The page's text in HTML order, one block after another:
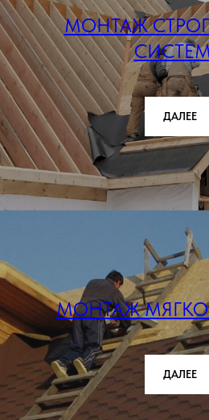
МОНТАЖ
ДАЛЕЕ
МОНТАЖ
ДАЛЕЕ